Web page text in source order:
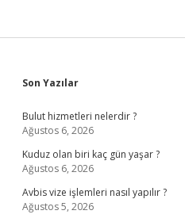
Sidebar
Son Yazılar
Bulut hizmetleri nelerdir ?
Ağustos 6, 2026
Kuduz olan biri kaç gün yaşar ?
Ağustos 6, 2026
Avbis vize işlemleri nasıl yapılır ?
Ağustos 5, 2026